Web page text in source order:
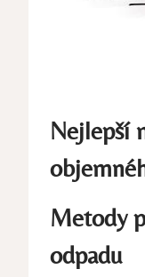
Nejlepší
Metody
odpadu